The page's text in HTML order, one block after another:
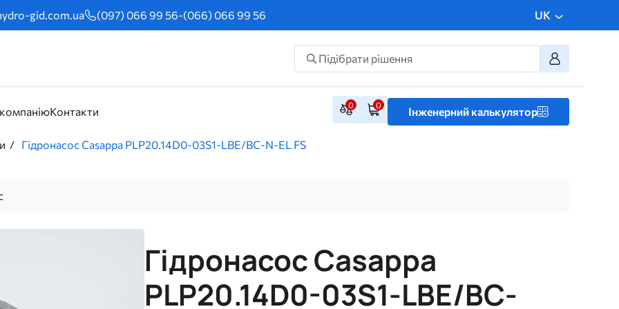
gid.com.ua (097) 066 99 56-(066) 066 99 56 UK
Контакти 0 0 Інженерний калькулятор
Гідронасос Casappa PLP20.14D0-03S1-LBE/BC-N-EL FS
Гідронасос Casappa
PLP20.14D0-03S1-LBE/BC-